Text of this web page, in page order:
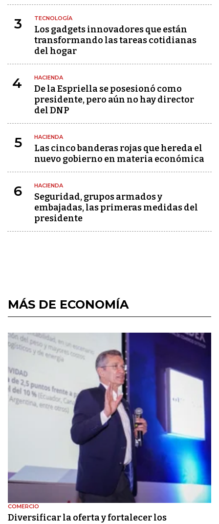
3 TECNOLOGÍA
Los gadgets innovadores que están
transformando las tareas cotidianas
del hogar
4 HACIENDA
De la Espriella se posesionó como
presidente, pero aún no hay director
del DNP
5 HACIENDA
Las cinco banderas rojas que hereda el
nuevo gobierno en materia económica
6 HACIENDA
Seguridad, grupos armados y
embajadas, las primeras medidas del
presidente
MÁS DE ECONOMÍA
COMERCIO
Diversificar la oferta y fortalecer los